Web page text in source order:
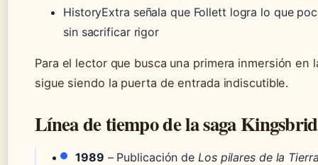
HistoryExtra señala que Follett logra lo que
sin sacrificar rigor
Para el lector que busca una primera inmersión en
sigue siendo la puerta de entrada indiscutible.
Línea de tiempo de la saga
1989 – Publicación de Los pilares de la